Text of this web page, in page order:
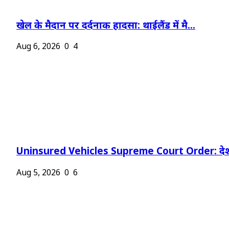
खेल के मैदान पर दर्दनाक हादसा: थाईलैंड में मै...
Aug 6, 2026 0 4
Uninsured Vehicles Supreme Court Order:
Aug 5, 2026 0 6